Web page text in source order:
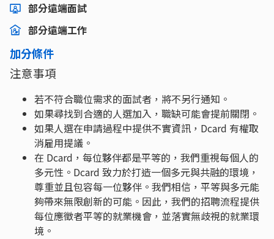
部分遠端面試
部分遠端工作
加分條件
注意事項
若不符合職位需求的面試者，將不另行通知。
如果尋找到合適的人選加入，職缺可能會提前關閉。
如果人選在申請過程中提供不實資訊，Dcard 有權取
消雇用提議。
在 Dcard，每位夥伴都是平等的，我們重視每個人的
多元性。Dcard 致力於打造一個多元與共融的環境，
尊重並且包容每一位夥伴。我們相信，平等與多元能
夠帶來無限創新的可能。因此，我們的招聘流程提供
每位應徵者平等的就業機會，並落實無歧視的就業環
境。